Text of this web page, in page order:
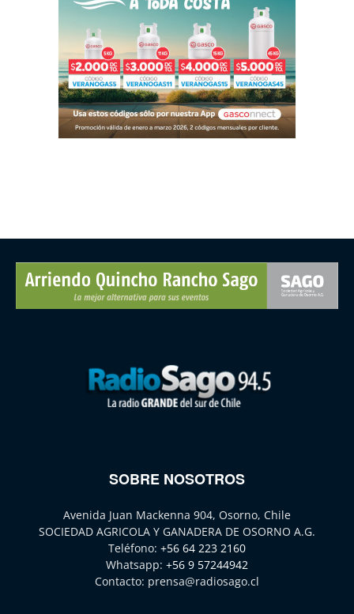
SOBRE NOSOTROS
Avenida Juan Mackenna 904, Osorno, Chile
SOCIEDAD AGRICOLA Y GANADERA DE OSORNO A.G.
Teléfono: +56 64 223 2160
Whatsapp: +56 9 57244942
Contacto: prensa@radiosago.cl